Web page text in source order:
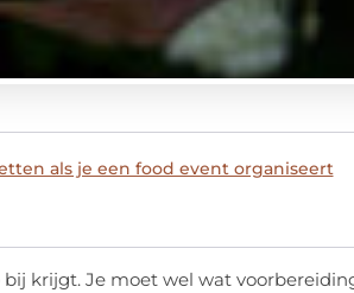
als je een food event organiseert
krijgt. Je moet wel wat